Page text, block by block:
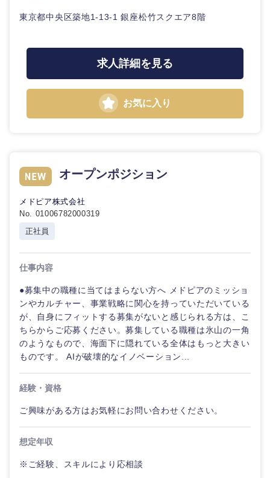
東京都中央区築地1-13-1 銀座松竹スクエア8階
求人詳細を見る
お気に入り
オープンポジション
メドピア株式会社
No. 01006782000319
正社員
仕事内容
●募集中の職種に当てはまらない方へ メドピアのミッショ
ンやカルチャー、事業戦略に関心を持っていただいている
が、自身にフィットする募集がないと感じられる方は、こ
ちらからご応募ください。募集している職種は氷山の一角
のようなもので、海面下に隠れている全体はもっと大きい
ものです。 AIが破壊的なイノベーション...
経験・資格
ご興味がある方はお気軽にお問い合わせください。
想定年収
※ご経験、スキルにより応相談